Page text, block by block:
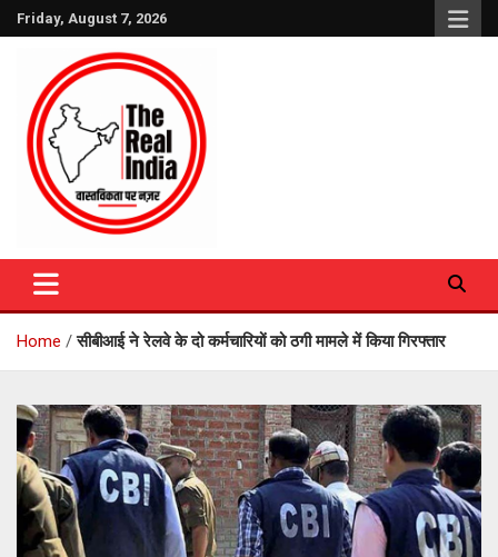
Skip
to
Friday, August 7, 2026
The Real India
Home सीबीआई ने रेलवे के दो कर्मचारियों को ठगी मामले में किया गिरफ्तार